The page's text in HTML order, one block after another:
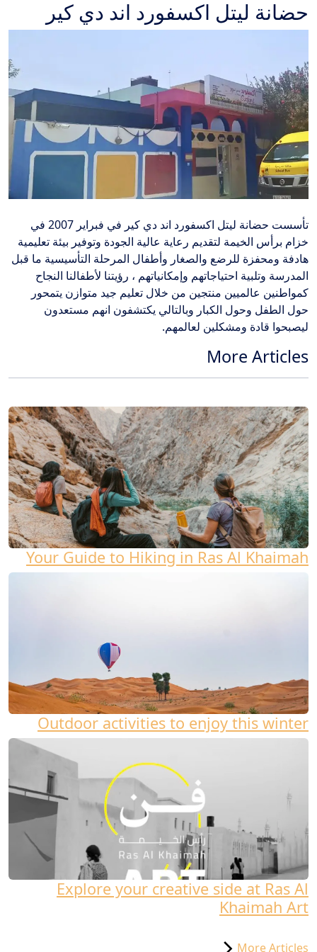
حضانة ليتل اكسفورد اند دي كير
تأسست حضانة ليتل اكسفورد اند دي كير في فبراير 2007 في
خزام برأس الخيمة لتقديم رعاية عالية الجودة وتوفير بيئة تعليمية
هادفة ومحفزة للرضع والصغار وأطفال المرحلة التأسيسية ما قبل
المدرسة وتلبية احتياجاتهم وإمكانياتهم ، رؤيتنا لأطفالنا النجاح
كمواطنين عالميين منتجين من خلال تعليم جيد متوازن يتمحور
حول الطفل وحول الكبار وبالتالي يكتشفون انهم مستعدون
ليصبحوا قادة ومشكلين لعالمهم.
More Articles
Your Guide to Hiking in Ras Al Khaimah
Outdoor activities to enjoy this winter
Explore your creative side at Ras Al
Khaimah Art
More Articles